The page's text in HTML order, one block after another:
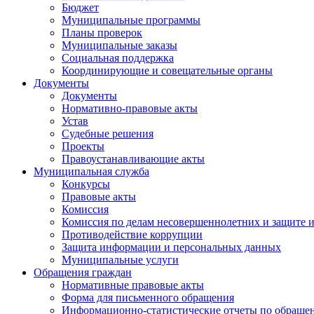
Бюджет
Муниципальные программы
Планы проверок
Муниципальные заказы
Социальная поддержка
Координирующие и совещательные органы
Документы
Документы
Нормативно-правовые акты
Устав
Судебные решения
Проекты
Правоустанавливающие акты
Муниципальная служба
Конкурсы
Правовые акты
Комиссия
Комиссия по делам несовершеннолетних и защите
Противодействие коррупции
Защита информации и персональных данных
Муниципальные услуги
Обращения граждан
Нормативные правовые акты
Форма для письменного обращения
Информационно-статистические отчеты по